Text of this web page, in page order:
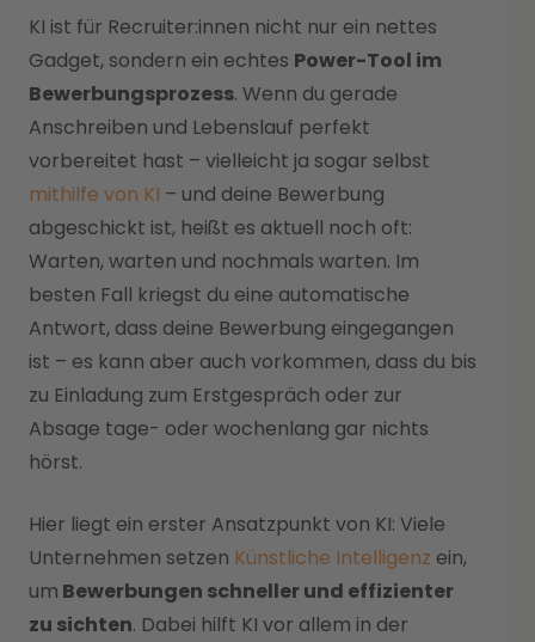
KI ist für Recruiter:innen nicht nur ein nettes
Gadget, sondern ein echtes Power-Tool im
Bewerbungsprozess. Wenn du gerade
Anschreiben und Lebenslauf perfekt
vorbereitet hast – vielleicht ja sogar selbst
mithilfe von KI – und deine Bewerbung
abgeschickt ist, heißt es aktuell noch oft:
Warten, warten und nochmals warten. Im
besten Fall kriegst du eine automatische
Antwort, dass deine Bewerbung eingegangen
ist – es kann aber auch vorkommen, dass du bis
zu Einladung zum Erstgespräch oder zur
Absage tage- oder wochenlang gar nichts
hörst.
Hier liegt ein erster Ansatzpunkt von KI: Viele
Unternehmen setzen Künstliche Intelligenz ein,
um Bewerbungen schneller und effizienter
zu sichten. Dabei hilft KI vor allem in der